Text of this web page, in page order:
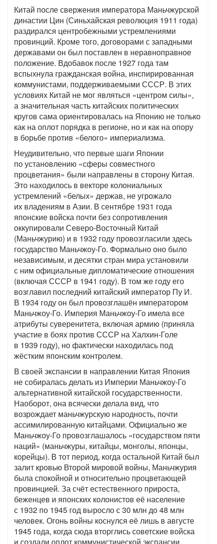
Китай после свержения императора Маньчжурской
династии Цин (Синьхайская революция 1911 года)
раздирался центробежными устремлениями
провинций. Кроме того, договорами с западными
державами он был поставлен в неравноправное
положение. Вдобавок после 1927 года там
вспыхнула гражданская война, инспирированная
коммунистами, поддерживаемыми СССР. В этих
условиях Китай не мог являться «центром силы»,
а значительная часть китайских политических
кругов сама ориентировалась на Японию не только
как на оплот порядка в регионе, но и как на опору
в борьбе против «белого» империализма.
Неудивительно, что первые шаги Японии
по установлению «сферы совместного
процветания» были направлены в сторону Китая.
Это находилось в векторе колониальных
устремлений «белых» держав, не угрожало
их владениям в Азии. В сентябре 1931 года
японские войска почти без сопротивления
оккупировали Северо-Восточный Китай
(Маньчжурию) и в 1932 году провозгласили здесь
государство Маньчжоу-Го. Формально оно было
независимым, и десятки стран мира установили
с ним официальные дипломатические отношения
(включая СССР в 1941 году). В том же году его
возглавил последний китайский император Пу И.
В 1934 году он был провозглашён императором
Маньчжоу-Го. Империя Маньчжоу-Го имела все
атрибуты суверенитета, включая армию (приняла
участие в боях против СССР на Халхин-Голе
в 1939 году), но фактически находилась под
жёстким японским контролем.
В своей экспансии в направлении Китая Япония
не собиралась делать из Империи Маньчжоу-Го
альтернативной китайской государственности.
Наоборот, она всячески делала вид, что
возрождает маньчжурскую народность, почти
ассимилированную китайцами. Официально же
Маньчжоу-Го провозглашалось «государством пяти
наций» (маньчжуры, китайцы, монголы, японцы,
корейцы). В тот период, когда остальной Китай был
залит кровью Второй мировой войны, Маньчжурия
была спокойной и относительно процветающей
провинцией. За счёт естественного прироста,
беженцев и японских колонистов её население
с 1932 по 1945 год выросло с 30 млн до 48 млн
человек. Огонь войны коснулся её лишь в августе
1945 года, когда сюда вторглись советские войска
и создали оплот коммунистической экспансии